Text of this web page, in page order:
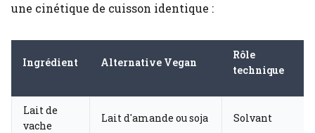
une cinétique de cuisson identique :
Ingrédient Alternative Vegan
Rôle
technique
Lait de
vache
Lait d'amande ou soja Solvant